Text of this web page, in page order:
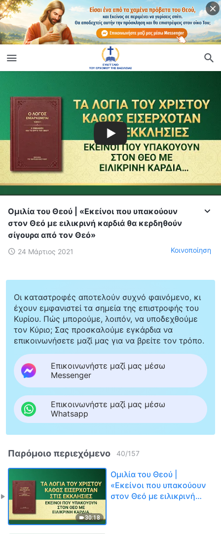
Ομιλία του Θεού | «Εκείνοι που υπακούουν
στον Θεό με ειλικρινή καρδιά θα κερδηθούν
σίγουρα από τον Θεό»
24 Μάρτιος 2021 Κοινοποίηση
Οι καταστροφές αποτελούν συχνό φαινόμενο, κι
έχουν εμφανιστεί τα σημεία της επιστροφής του
Κυρίου. Πώς μπορούμε, λοιπόν, να υποδεχθούμε
τον Κύριο; Σας προσκαλούμε εγκάρδια να
επικοινωνήσετε μαζί μας για να βρείτε τον τρόπο.
Επικοινωνήστε μαζί μας μέσω
Messenger
Επικοινωνήστε μαζί μας μέσω
Whatsapp
Παρόμοιο περιεχόμενο 40/157
30:18
Ομιλία του Θεού |
«Εκείνοι που υπακούουν
στον Θεό με ειλικρινή